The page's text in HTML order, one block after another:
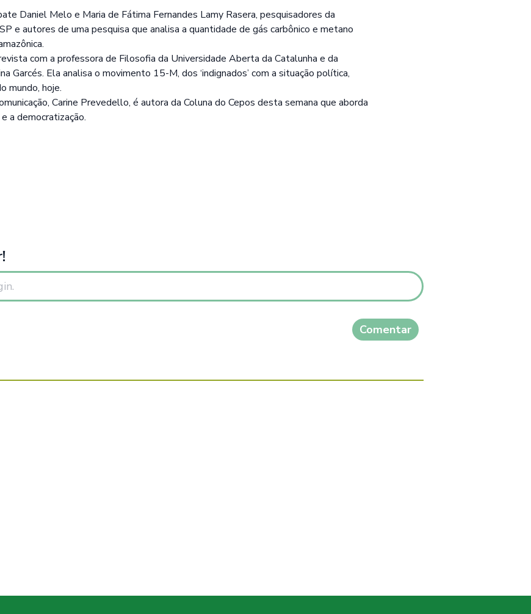
Daniel Melo e Maria de Fátima Fernandes Lamy Rasera, pesquisadores da
e autores de uma pesquisa que analisa a quantidade de gás carbônico e metano
com a professora de Filosofia da Universidade Aberta da Catalunha e da
Garcés. Ela analisa o movimento 15-M, dos ‘indignados’ com a situação política,
mundo, hoje.
Carine Prevedello, é autora da Coluna do Cepos desta semana que aborda
a democratização.
Comentar